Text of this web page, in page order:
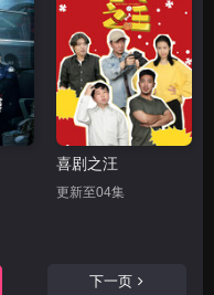
喜剧之汪
更新至04集
下一页